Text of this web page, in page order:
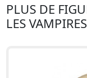
PLUS DE
LES